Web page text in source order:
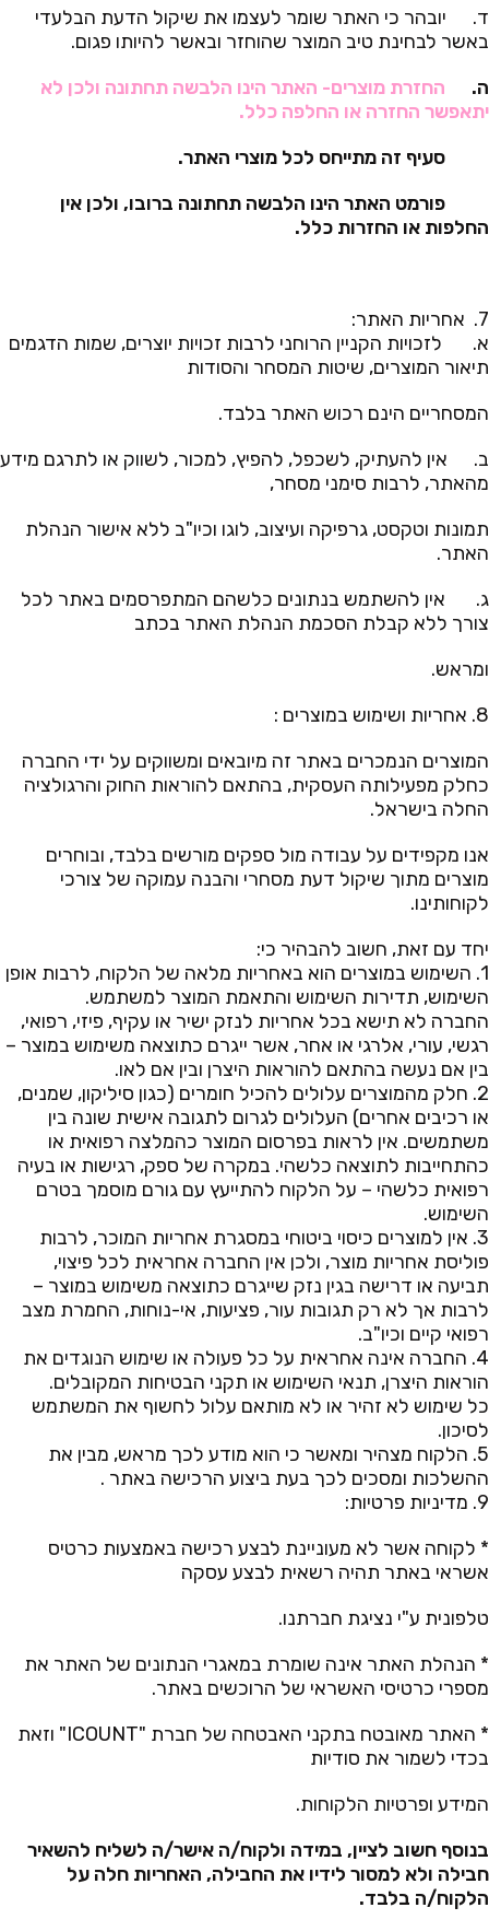
ד. יובהר כי האתר שומר לעצמו את שיקול הדעת הבלעדי
באשר לבחינת טיב המוצר שהוחזר ובאשר להיותו פגום.
ה. החזרת מוצרים- האתר הינו הלבשה תחתונה ולכן לא
יתאפשר החזרה או החלפה כלל.
סעיף זה מתייחס לכל מוצרי האתר.
פורמט האתר הינו הלבשה תחתונה ברובו, ולכן אין
החלפות או החזרות כלל.
7. אחריות האתר:
א. לזכויות הקניין הרוחני לרבות זכויות יוצרים, שמות הדגמים
תיאור המוצרים, שיטות המסחר והסודות
המסחריים הינם רכוש האתר בלבד.
ב. אין להעתיק, לשכפל, להפיץ, למכור, לשווק או לתרגם מידע
מהאתר, לרבות סימני מסחר,
תמונות וטקסט, גרפיקה ועיצוב, לוגו וכיו"ב ללא אישור הנהלת
האתר.
ג. אין להשתמש בנתונים כלשהם המתפרסמים באתר לכל
צורך ללא קבלת הסכמת הנהלת האתר בכתב
ומראש.
8. אחריות ושימוש במוצרים :
המוצרים הנמכרים באתר זה מיובאים ומשווקים על ידי החברה
כחלק מפעילותה העסקית, בהתאם להוראות החוק והרגולציה
החלה בישראל.
אנו מקפידים על עבודה מול ספקים מורשים בלבד, ובוחרים
מוצרים מתוך שיקול דעת מסחרי והבנה עמוקה של צורכי
לקוחותינו.
יחד עם זאת, חשוב להבהיר כי:
1. השימוש במוצרים הוא באחריות מלאה של הלקוח, לרבות אופן
השימוש, תדירות השימוש והתאמת המוצר למשתמש.
החברה לא תישא בכל אחריות לנזק ישיר או עקיף, פיזי, רפואי,
רגשי, עורי, אלרגי או אחר, אשר ייגרם כתוצאה משימוש במוצר –
בין אם נעשה בהתאם להוראות היצרן ובין אם לאו.
2. חלק מהמוצרים עלולים להכיל חומרים (כגון סיליקון, שמנים,
או רכיבים אחרים) העלולים לגרום לתגובה אישית שונה בין
משתמשים. אין לראות בפרסום המוצר כהמלצה רפואית או
כהתחייבות לתוצאה כלשהי. במקרה של ספק, רגישות או בעיה
רפואית כלשהי – על הלקוח להתייעץ עם גורם מוסמך בטרם
השימוש.
3. אין למוצרים כיסוי ביטוחי במסגרת אחריות המוכר, לרבות
פוליסת אחריות מוצר, ולכן אין החברה אחראית לכל פיצוי,
תביעה או דרישה בגין נזק שייגרם כתוצאה משימוש במוצר –
לרבות אך לא רק תגובות עור, פציעות, אי-נוחות, החמרת מצב
רפואי קיים וכיו"ב.
4. החברה אינה אחראית על כל פעולה או שימוש הנוגדים את
הוראות היצרן, תנאי השימוש או תקני הבטיחות המקובלים.
כל שימוש לא זהיר או לא מותאם עלול לחשוף את המשתמש
לסיכון.
5. הלקוח מצהיר ומאשר כי הוא מודע לכך מראש, מבין את
ההשלכות ומסכים לכך בעת ביצוע הרכישה באתר .
9. מדיניות פרטיות:
* לקוחה אשר לא מעוניינת לבצע רכישה באמצעות כרטיס
אשראי באתר תהיה רשאית לבצע עסקה
טלפונית ע"י נציגת חברתנו.
* הנהלת האתר אינה שומרת במאגרי הנתונים של האתר את
מספרי כרטיסי האשראי של הרוכשים באתר.
* האתר מאובטח בתקני האבטחה של חברת "ICOUNT" וזאת
בכדי לשמור את סודיות
המידע ופרטיות הלקוחות.
בנוסף חשוב לציין, במידה ולקוח/ה אישר/ה לשליח להשאיר
חבילה ולא למסור לידיו את החבילה, האחריות חלה על
הלקוח/ה בלבד.